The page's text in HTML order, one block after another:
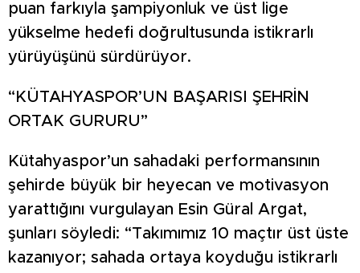
puan farkıyla şampiyonluk ve üst lige
yükselme hedefi doğrultusunda istikrarlı
yürüyüşünü sürdürüyor.
“KÜTAHYASPOR’UN BAŞARISI ŞEHRİN
ORTAK GURURU”
Kütahyaspor’un sahadaki performansının
şehirde büyük bir heyecan ve motivasyon
yarattığını vurgulayan Esin Güral Argat,
şunları söyledi: “Takımımız 10 maçtır üst üste
kazanıyor; sahada ortaya koyduğu istikrarlı